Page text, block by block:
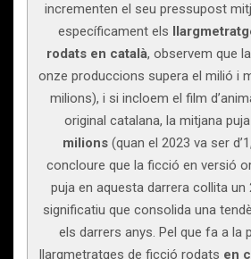
incrementen el seu pressupost
específicament els
rodats en català, observem que
onze produccions supera el milió i
milions), i si incloem el film
original catalana, la mitjana
milions(quan el 2023 va ser
concloure que la ficció en versió
puja en aquesta darrera collita un
significatiu que consolida una
els darrers anys. Pel que fa a la
llargmetratges de ficció rodats en